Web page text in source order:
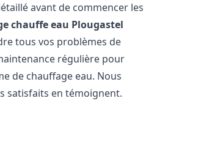
avant de commencer les
chauffe eau Plougastel
tous vos problèmes de
régulière pour
de chauffage eau. Nous
satisfaits en témoignent.